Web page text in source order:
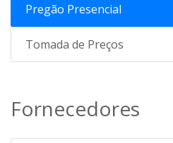
Pregão Presencial
Tomada de Preços
Fornecedores